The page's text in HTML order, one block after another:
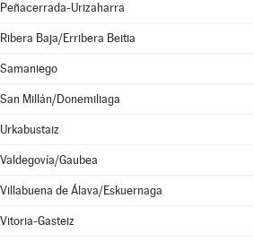
Peñacerrada-Urizaharra
Ribera Baja/Erribera Beitia
Samaniego
San Millán/Donemiliaga
Urkabustaiz
Valdegovía/Gaubea
Villabuena de Álava/Eskuernaga
Vitoria-Gasteiz